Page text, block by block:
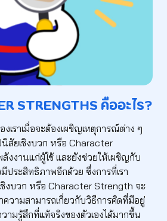
STRENGTHSคืออะไร?
ราเมื่อจะต้องเผชิญเหตุการณ์ต่าง ๆ
สัยเชิงบวก หรือ Character
งงานแก่ผู้ใช้ และยังช่วยให้เผชิญกับ
ประสิทธิภาพอีกด้วย ซึ่งการที่เรา
งบวก หรือ Character Strength จะ
วามสามารถเกี่ยวกับวิธีการคิดที่มีอยู่
วามรู้สึกที่แท้จริงของตัวเองได้มากขึ้น